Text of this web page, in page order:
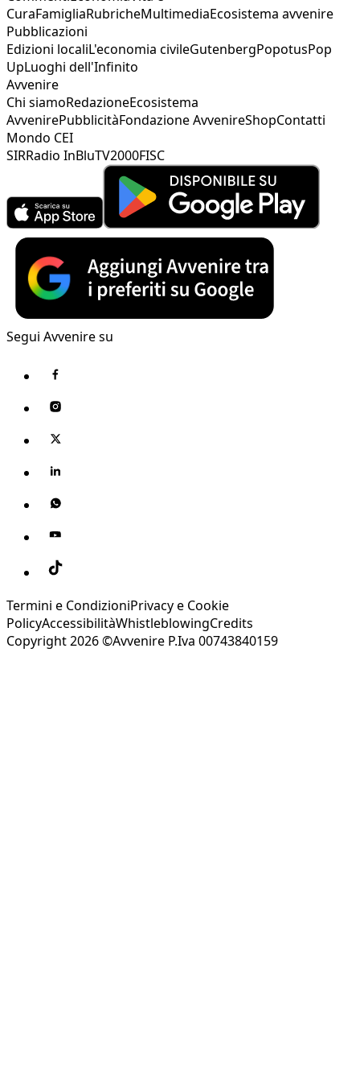
CuraFamigliaRubricheMultimediaEcosistema avvenire
Pubblicazioni
Edizioni localiL'economia civileGutenbergPopotusPop
UpLuoghi dell'Infinito
Avvenire
Chi siamoRedazioneEcosistema
AvvenirePubblicitàFondazione AvvenireShopContatti
Mondo CEI
SIRRadio InBluTV2000FISC
Segui Avvenire su
Termini e CondizioniPrivacy e Cookie
PolicyAccessibilitàWhistleblowingCredits
Copyright 2026 ©Avvenire P.Iva 00743840159